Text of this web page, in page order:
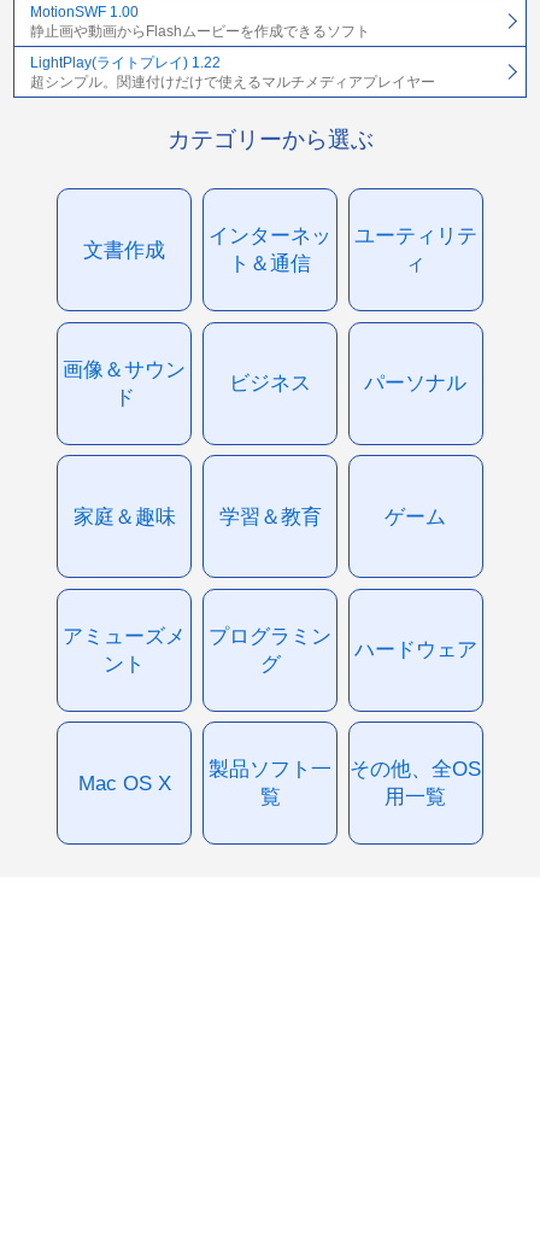
MotionSWF 1.00
静止画や動画からFlashムービーを作成できるソフト
LightPlay(ライトプレイ) 1.22
超シンプル。関連付けだけで使えるマルチメディアプレイヤー
カテゴリーから選ぶ
文書作成
インターネッ
ト＆通信
ユーティリテ
ィ
画像＆サウン
ド
ビジネス パーソナル
家庭＆趣味 学習＆教育 ゲーム
アミューズメ
ント
プログラミン
グ
ハードウェア
Mac OS X
製品ソフト一
覧
その他、全OS
用一覧